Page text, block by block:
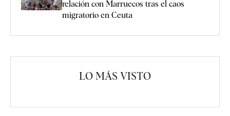
relación con Marruecos tras el caos
migratorio en Ceuta
LO MÁS VISTO